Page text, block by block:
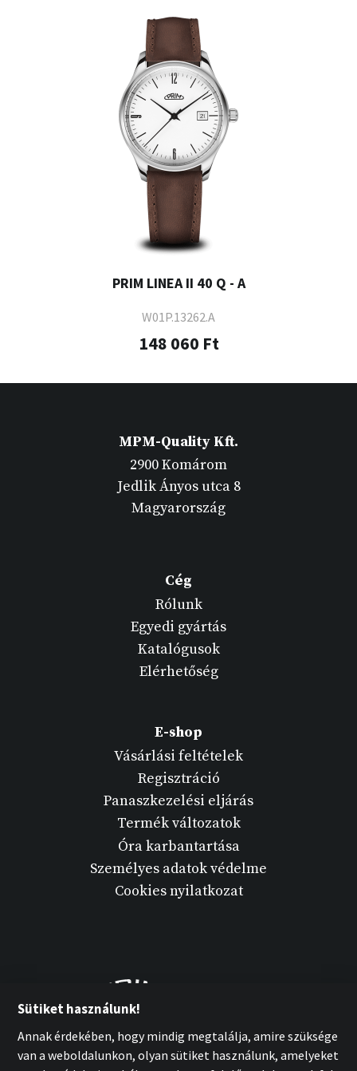
PRIM LINEA II 40 Q - A
W01P.13262.A
148 060 Ft
MPM-Quality Kft.
2900 Komárom
Jedlik Ányos utca 8
Magyarország
Cég
Rólunk
Egyedi gyártás
Katalógusok
Elérhetőség
E-shop
Vásárlási feltételek
Regisztráció
Panaszkezelési eljárás
Termék változatok
Óra karbantartása
Személyes adatok védelme
Cookies nyilatkozat
Sütiket használunk!
Annak érdekében, hogy mindig megtalálja, amire szüksége
van a weboldalunkon, olyan sütiket használunk, amelyeket